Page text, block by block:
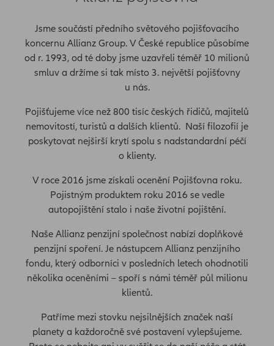
Jsme součástí předního světového pojišťovacího
koncernu Allianz Group. V České republice působíme
od r. 1993, od té doby jsme uzavřeli téměř 10 milionů
smluv a držíme si tak místo 3. největší pojišťovny
u nás.
Pojišťujeme více než 800 tisíc českých řidičů, majitelů
nemovitostí, turistů a dalších klientů. Naší filozofií je
poskytovat nejširší krytí spolu s nadstandardní péčí
o klienty.
V roce 2016 jsme získali ocenění Pojišťovna roku.
Pojistným produktem roku 2016 se vedle
autopojištění stalo i naše životní pojištění.
Naše Allianz penzijní společnost nabízí doplňkové
penzijní spoření. Je nástupcem Allianz penzijního
fondu, který odborníci v posledních letech ohodnotili
několika oceněními – spoří s námi téměř půl milionu
klientů.
Patříme mezi stovku nejsilnějších značek naší
planety a každoročně své postavení vylepšujeme.